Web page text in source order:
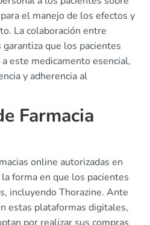
el manejo de los efectos y
La colaboración entre
que los pacientes
este medicamento esencial,
y adherencia al
Farmacia
online autorizadas en
forma en que los pacientes
incluyendo Thorazine. Ante
estas plataformas digitales,